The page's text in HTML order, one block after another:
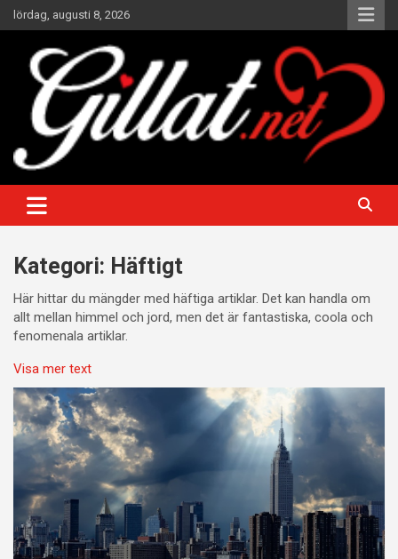
Hoppa
till
innehåll
lördag, augusti 8, 2026
Gillat
Kategori: Häftigt
Här hittar du mängder med häftiga artiklar. Det kan handla om
allt mellan himmel och jord, men det är fantastiska, coola och
fenomenala artiklar.
Visa mer text